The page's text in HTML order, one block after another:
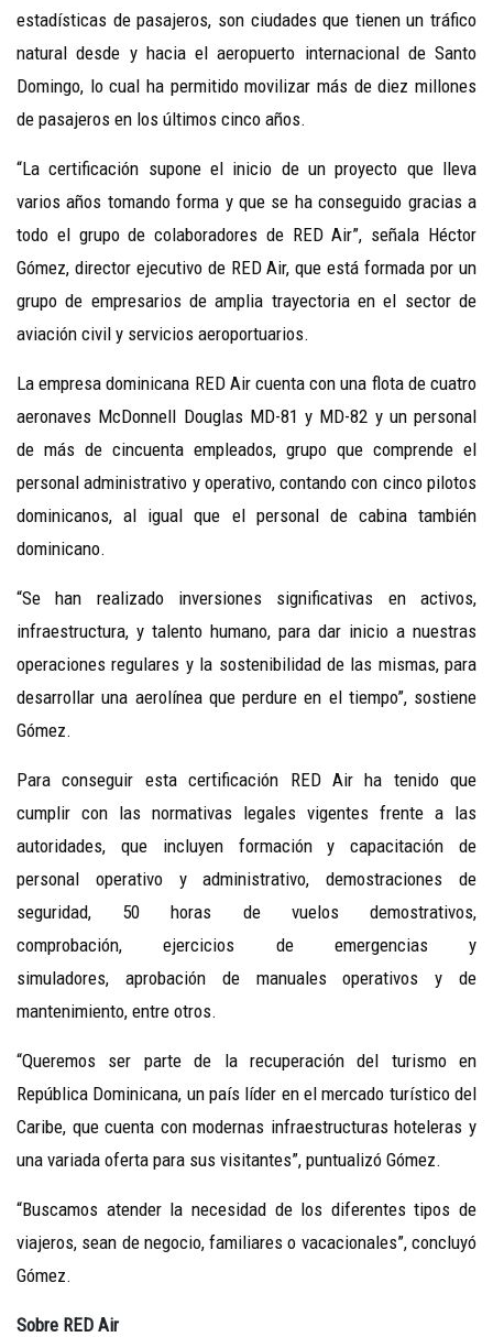
estadísticas de pasajeros, son ciudades que tienen un tráfico
natural desde y hacia el aeropuerto internacional de Santo
Domingo, lo cual ha permitido movilizar más de diez millones
de pasajeros en los últimos cinco años.
“La certificación supone el inicio de un proyecto que lleva
varios años tomando forma y que se ha conseguido gracias a
todo el grupo de colaboradores de RED Air”, señala Héctor
Gómez, director ejecutivo de RED Air, que está formada por un
grupo de empresarios de amplia trayectoria en el sector de
aviación civil y servicios aeroportuarios.
La empresa dominicana RED Air cuenta con una flota de cuatro
aeronaves McDonnell Douglas MD-81 y MD-82 y un personal
de más de cincuenta empleados, grupo que comprende el
personal administrativo y operativo, contando con cinco pilotos
dominicanos, al igual que el personal de cabina también
dominicano.
“Se han realizado inversiones significativas en activos,
infraestructura, y talento humano, para dar inicio a nuestras
operaciones regulares y la sostenibilidad de las mismas, para
desarrollar una aerolínea que perdure en el tiempo”, sostiene
Gómez.
Para conseguir esta certificación RED Air ha tenido que
cumplir con las normativas legales vigentes frente a las
autoridades, que incluyen formación y capacitación de
personal operativo y administrativo, demostraciones de
seguridad, 50 horas de vuelos demostrativos,
comprobación, ejercicios de emergencias y
simuladores, aprobación de manuales operativos y de
mantenimiento, entre otros.
“Queremos ser parte de la recuperación del turismo en
República Dominicana, un país líder en el mercado turístico del
Caribe, que cuenta con modernas infraestructuras hoteleras y
una variada oferta para sus visitantes”, puntualizó Gómez.
“Buscamos atender la necesidad de los diferentes tipos de
viajeros, sean de negocio, familiares o vacacionales”, concluyó
Gómez.
Sobre RED Air